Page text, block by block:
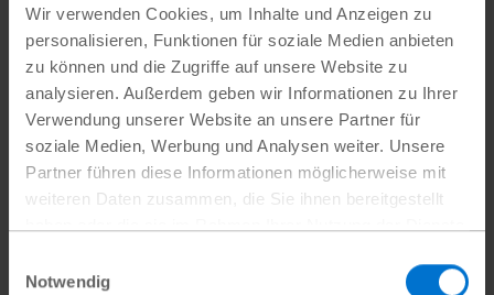
Wir verwenden Cookies, um Inhalte und Anzeigen zu
personalisieren, Funktionen für soziale Medien anbieten
zu können und die Zugriffe auf unsere Website zu
analysieren. Außerdem geben wir Informationen zu Ihrer
Verwendung unserer Website an unsere Partner für
soziale Medien, Werbung und Analysen weiter. Unsere
Partner führen diese Informationen möglicherweise mit
weiteren Daten zusammen, die Sie ihnen bereitgestellt
Datenschutz
Notwendig
Lisbeth sorgt sich um die Gesundheit ihrer kleinen
Nichte. Verschmutztes Wasser kann während starker
Regenfälle Krankheiten verursachen
Plan
International